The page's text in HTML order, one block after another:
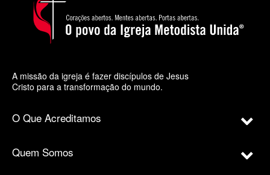
A missão da igreja é fazer discípulos de Jesus
Cristo para a transformação do mundo.
O Que Acreditamos
Quem Somos